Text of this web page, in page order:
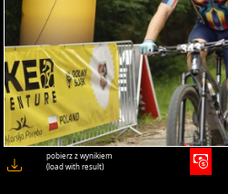
pobierz z wynikiem
(load with result)